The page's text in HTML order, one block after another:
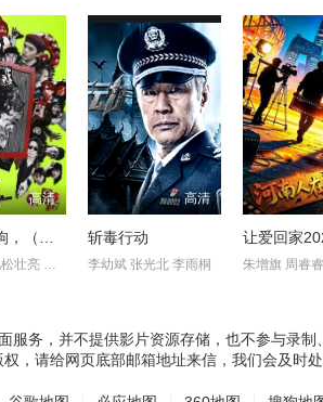
高清
小田切让 池松壮亮 麻生久美子
高清
斩毒行动
李幼斌 张光北 李雨桐
让爱回家
朱增旗 周睿睿
服务，并不提供影片资源存储，也不参与录制
，请给网页底部邮箱地址来信，我们会及时处